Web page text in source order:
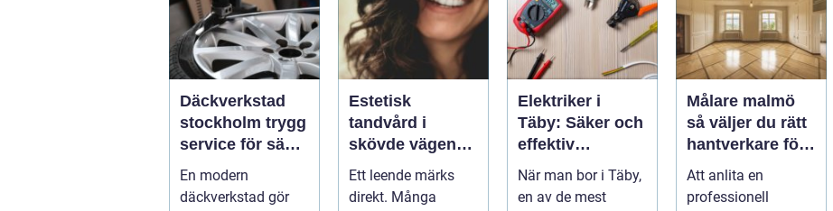
Däckverkstad
stockholm trygg
service för säkra
mil året runt
En modern
däckverkstad gör
Estetisk
tandvård i
skövde vägen
till ett leende du
trivs med
Ett leende märks
direkt. Många
Elektriker i
Täby: Säker och
effektiv
elinstallation i
norrort
När man bor i Täby,
en av de mest
Målare malmö
så väljer du rätt
hantverkare för
hem och företag
Att anlita en
professionell